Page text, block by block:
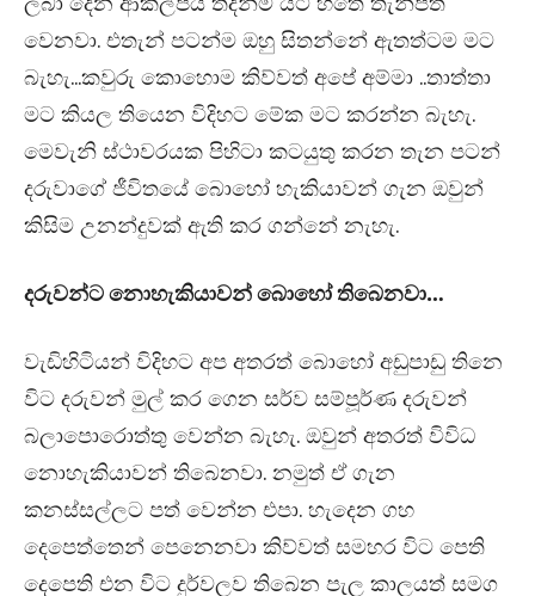
වෙනවා. එතැන් පටන්ම ඔහු සිතන්නේ ඇතත්ටම මට
බැහැ…කවුරු කොහොම කිව්වත් අපේ අම්මා ..තාත්තා
මට කියල තියෙන විදිහට මේක මට කරන්න බැහැ.
මෙවැනි ස්ථාවරයක පිහිටා කටයුතු කරන තැන පටන්
දරුවාගේ ජීවිතයේ බොහෝ හැකියාවන් ගැන ඔවුන්
කිසිම උනන්දුවක් ඇති කර ගන්නේ නැහැ.
දරුවන්ට නොහැකියාවන් බොහෝ තිබෙනවා…
වැඩිහිටියන් විදිහට අප අතරත් බොහෝ අඩුපාඩු තිනෙ
විට දරුවන් මුල් කර ගෙන සර්ව සම්පූර්ණ දරුවන්
බලාපොරොත්තු වෙන්න බැහැ. ඔවුන් අතරත් විවිධ
නොහැකියාවන් තිබෙනවා. නමුත් ඒ ගැන
කනස්සල්ලට පත් වෙන්න එපා. හැදෙන ගහ
දෙපෙත්තෙන් පෙනෙනවා කිව්වත් සමහර විට පෙති
දෙපෙති එන විට දුර්වලව තිබෙන පැල කාලයත් සමග